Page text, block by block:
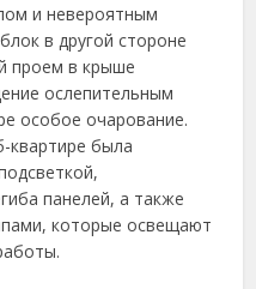
и невероятным
в другой стороне
проем в крыше
ослепительным
особое очарование.
квартире была
панелей, а также
которые освещают